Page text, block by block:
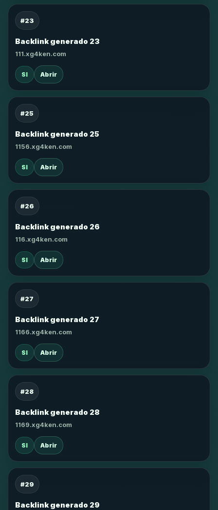
#23
Backlink generado 23
111.xg4ken.com
SI Abrir
#25
Backlink generado 25
1156.xg4ken.com
SI Abrir
#26
Backlink generado 26
116.xg4ken.com
SI Abrir
#27
Backlink generado 27
1166.xg4ken.com
SI Abrir
#28
Backlink generado 28
1169.xg4ken.com
SI Abrir
#29
Backlink generado 29